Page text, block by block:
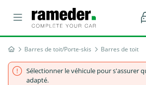
Barres de toit/Porte-skis Barres de toit
Sélectionner le véhicule pour s'assurer
adapté.